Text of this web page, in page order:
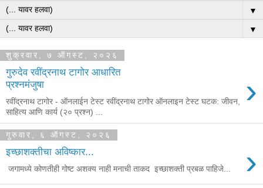
▼
▼
शुक्रवार, ७ ऑगस्ट, २०२६
गुरुदेव रवींद्रनाथ टागोर आधारित
प्रश्नमंजुषा
›
रवींद्रनाथ टागोर - ऑनलाईन टेस्ट रवींद्रनाथ टागोर ऑनलाइन टेस्ट घटक: जीवन,
साहित्य आणि कार्य (२० प्रश्न) ...
गुरुवार, ६ ऑगस्ट, २०२६
इच्छाशक्तीचा अविष्कार... ›
जगामध्ये कोणतीही गोष्ट अशक्य नाही मनाची ताकद इच्छाशक्ती प्रबळ पाहिजे...